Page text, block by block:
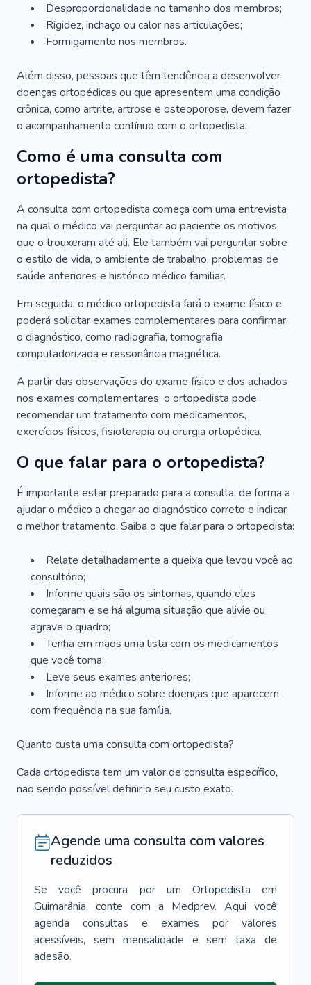
Desproporcionalidade no tamanho dos membros;
Rigidez, inchaço ou calor nas articulações;
Formigamento nos membros.
Além disso, pessoas que têm tendência a desenvolver
doenças ortopédicas ou que apresentem uma condição
crônica, como artrite, artrose e osteoporose, devem fazer
o acompanhamento contínuo com o ortopedista.
Como é uma consulta com
ortopedista?
A consulta com ortopedista começa com uma entrevista
na qual o médico vai perguntar ao paciente os motivos
que o trouxeram até ali. Ele também vai perguntar sobre
o estilo de vida, o ambiente de trabalho, problemas de
saúde anteriores e histórico médico familiar.
Em seguida, o médico ortopedista fará o exame físico e
poderá solicitar exames complementares para confirmar
o diagnóstico, como radiografia, tomografia
computadorizada e ressonância magnética.
A partir das observações do exame físico e dos achados
nos exames complementares, o ortopedista pode
recomendar um tratamento com medicamentos,
exercícios físicos, fisioterapia ou cirurgia ortopédica.
O que falar para o ortopedista?
É importante estar preparado para a consulta, de forma a
ajudar o médico a chegar ao diagnóstico correto e indicar
o melhor tratamento. Saiba o que falar para o ortopedista:
Relate detalhadamente a queixa que levou você ao
consultório;
Informe quais são os sintomas, quando eles
começaram e se há alguma situação que alivie ou
agrave o quadro;
Tenha em mãos uma lista com os medicamentos
que você toma;
Leve seus exames anteriores;
Informe ao médico sobre doenças que aparecem
com frequência na sua família.
Quanto custa uma consulta com ortopedista?
Cada ortopedista tem um valor de consulta específico,
não sendo possível definir o seu custo exato.
Agende uma consulta com valores
reduzidos
Se você procura por um Ortopedista
em
Guimarânia, conte com a Medprev. Aqui você
agenda consultas e exames por valores
acessíveis, sem mensalidade e sem taxa de
adesão.